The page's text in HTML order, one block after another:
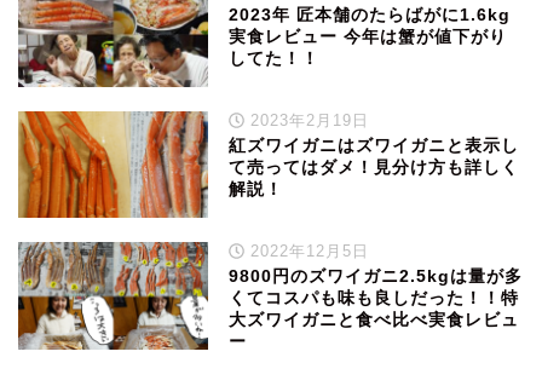
2023年 匠本舗のたらばがに1.6kg
実食レビュー 今年は蟹が値下がり
してた！！
2023年2月19日
紅ズワイガニはズワイガニと表示し
て売ってはダメ！見分け方も詳しく
解説！
2022年12月5日
9800円のズワイガニ2.5kgは量が多
くてコスパも味も良しだった！！特
大ズワイガニと食べ比べ実食レビュ
ー